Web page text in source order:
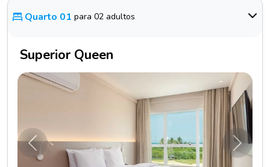
Quarto 01 para 02 adultos
Superior Queen
Anterior